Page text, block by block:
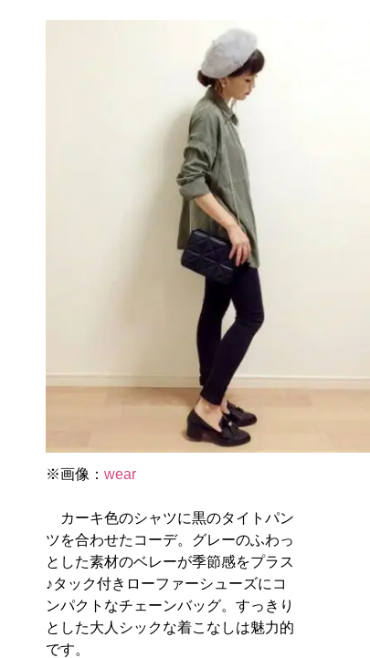
※画像： wear
カーキ色のシャツに黒のタイトパン
ツを合わせたコーデ。グレーのふわっ
とした素材のベレーが季節感をプラス
♪タック付きローファーシューズにコ
ンパクトなチェーンバッグ。すっきり
とした大人シックな着こなしは魅力的
です。